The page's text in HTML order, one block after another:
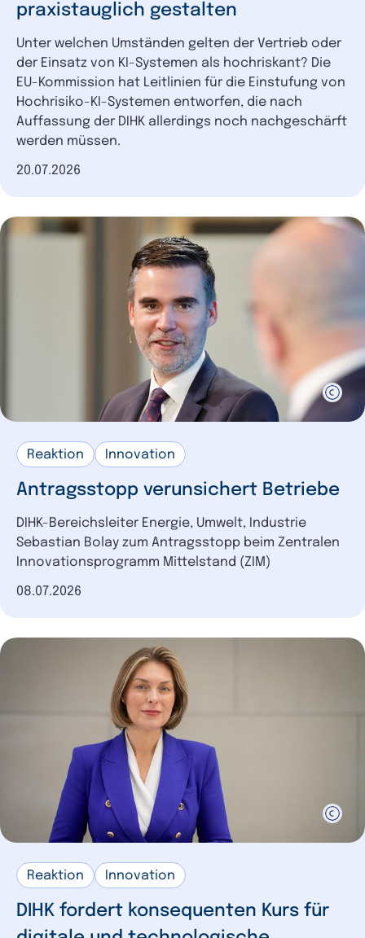
praxistauglich gestalten
Unter welchen Umständen gelten der Vertrieb oder
der Einsatz von KI-Systemen als hochriskant? Die
EU-Kommission hat Leitlinien für die Einstufung von
Hochrisiko-KI-Systemen entworfen, die nach
Auffassung der DIHK allerdings noch nachgeschärft
werden müssen.
Datum der Veröffentlichung
20.07.2026
Reaktion Innovation
Antragsstopp verunsichert Betriebe
DIHK-Bereichsleiter Energie, Umwelt, Industrie
Sebastian Bolay zum Antragsstopp beim Zentralen
Innovationsprogramm Mittelstand (ZIM)
Datum der Veröffentlichung
08.07.2026
Reaktion Innovation
DIHK fordert konsequenten Kurs für